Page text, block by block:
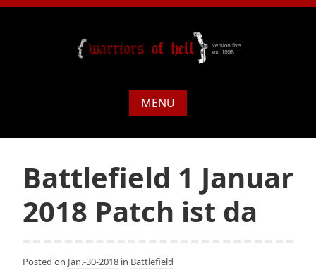
MENÜ
Battlefield 1 Januar
2018 Patch ist da
Posted on Jan.-30-2018 in Battlefield